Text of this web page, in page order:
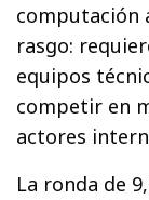
computación
rasgo:
equipos
competir en
actores
La ronda de